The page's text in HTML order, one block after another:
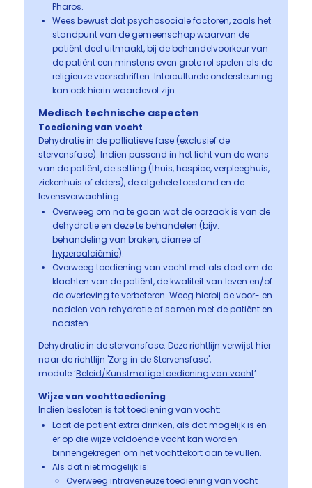
Pharos.
Wees bewust dat psychosociale factoren, zoals het
standpunt van de gemeenschap waarvan de
patiënt deel uitmaakt, bij de behandelvoorkeur van
de patiënt een minstens even grote rol spelen als de
religieuze voorschriften. Interculturele ondersteuning
kan ook hierin waardevol zijn.
Medisch technische aspecten
Toediening van vocht
Dehydratie in de palliatieve fase (exclusief de
stervensfase). Indien passend in het licht van de wens
van de patiënt, de setting (thuis, hospice, verpleeghuis,
ziekenhuis of elders), de algehele toestand en de
levensverwachting:
Overweeg om na te gaan wat de oorzaak is van de
dehydratie en deze te behandelen (bijv.
behandeling van braken, diarree of
hypercalciëmie).
Overweeg toediening van vocht met als doel om de
klachten van de patiënt, de kwaliteit van leven en/of
de overleving te verbeteren. Weeg hierbij de voor- en
nadelen van rehydratie af samen met de patiënt en
naasten.
Dehydratie in de stervensfase. Deze richtlijn verwijst hier
naar de richtlijn 'Zorg in de Stervensfase',
module ‘Beleid/Kunstmatige toediening van vocht’
Wijze van vochttoediening
Indien besloten is tot toediening van vocht:
Laat de patiënt extra drinken, als dat mogelijk is en
er op die wijze voldoende vocht kan worden
binnengekregen om het vochttekort aan te vullen.
Als dat niet mogelijk is:
Overweeg intraveneuze toediening van vocht